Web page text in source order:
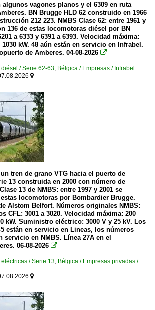
algunos vagones planos y el 6309 en ruta
BN Brugge HLD 62 construido en 1966
212 223. NMBS Clase 62: entre 1961 y
136 de estas locomotoras diésel por BN
a 6333 y 6391 a 6393. Velocidad máxima:
kW. 48 aún están en servicio en Infrabel.
de Amberes. 04-08-2026 
diésel / Serie 62-63, Bélgica / Empresas / Infrabel

tren de grano VTG hacia el puerto de
13 construida en 2000 con número de
13 de NMBS: entre 1997 y 2001 se
locomotoras por Bombardier Brugge.
Alstom Belfort. Números originales NMBS:
CFL: 3001 a 3020. Velocidad máxima: 200
kW. Suministro eléctrico: 3000 V y 25 kV. Los
están en servicio en Lineas, los números
servicio en NMBS. Línea 27A en el
06-08-2026 
/ Serie 13, Bélgica / Empresas privadas /
